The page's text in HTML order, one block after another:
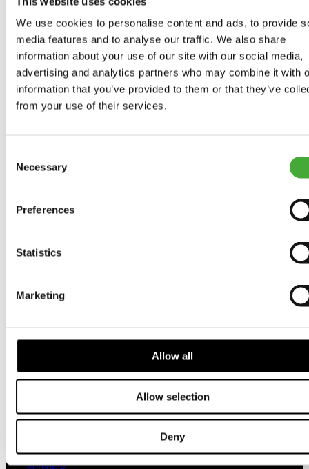
We use cookies to personalise content and ads, to provide
media features and to analyse our traffic. We also share
information about your use of our site with our social media,
advertising and analytics partners who may combine it with
information that you’ve provided to them or that they’ve
from your use of their services.
Selection
Necessary
Preferences
Statistics
Marketing
Allow all
Allow selection
Deny
Aktuelle udstillinger
Kommende udstillinger
Tidligere udstillinger
Kalender